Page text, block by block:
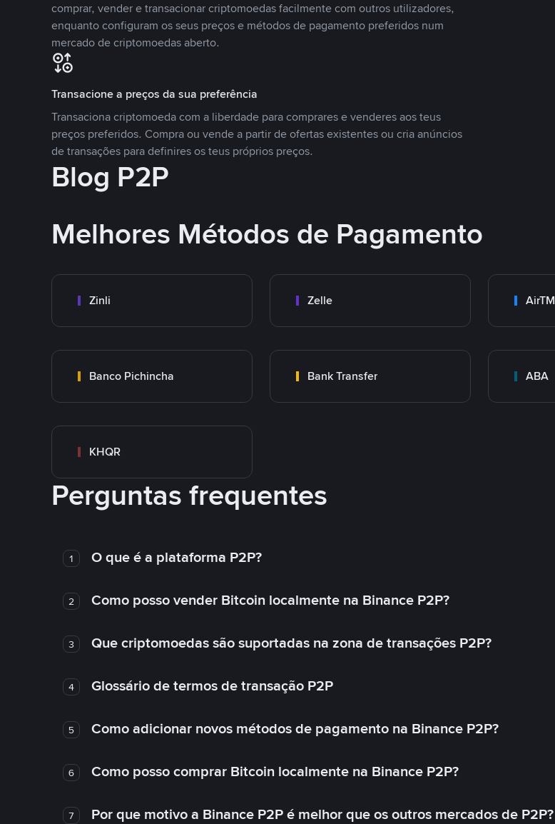
comprar, vender e transacionar criptomoedas facilmente com outros utilizadores,
enquanto configuram os seus preços e métodos de pagamento preferidos num
mercado de criptomoedas aberto.
Transacione a preços da sua preferência
Transaciona criptomoeda com a liberdade para comprares e venderes aos teus
preços preferidos. Compra ou vende a partir de ofertas existentes ou cria anúncios
de transações para definires os teus próprios preços.
Blog P2P
Melhores Métodos de Pagamento
Zinli Zelle AirTM
Banco Pichincha Bank Transfer ABA
KHQR
Perguntas frequentes
1 O que é a plataforma P2P?
2 Como posso vender Bitcoin localmente na Binance P2P?
3 Que criptomoedas são suportadas na zona de transações P2P?
4 Glossário de termos de transação P2P
5 Como adicionar novos métodos de pagamento na Binance P2P?
6 Como posso comprar Bitcoin localmente na Binance P2P?
7 Por que motivo a Binance P2P é melhor que os outros mercados de P2P?